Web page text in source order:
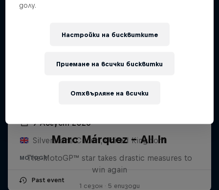
9 Август 2026
Silverstone Circuit, United Kingdom
MOTOGP
Past event
Marc Márquez – All In
The MotoGP™ star takes drastic measures to
win again
1 сезон · 5 епизоди
долу.
Настройки на бисквитките
Отхвърляне на всички
Приемане на всички бисквитки